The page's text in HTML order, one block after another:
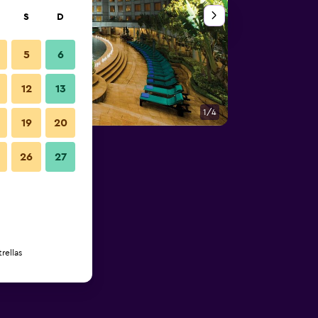
1/4
S D
5 6
12 13
19 20
26 27